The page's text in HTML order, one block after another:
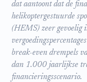
dat aantoont dat de
helikoptergestuurde
(HEMS) zeer gevoelig
break-even drempels
dan 1.000 jaarlijkse
financieringsscenario.